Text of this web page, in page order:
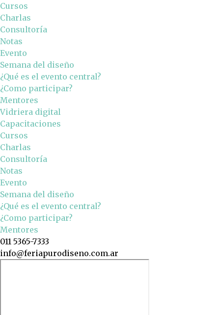
Cursos
Charlas
Consultoría
Notas
Evento
Semana del diseño
¿Qué es el evento central?
¿Como participar?
Mentores
Vidriera digital
Capacitaciones
Cursos
Charlas
Consultoría
Notas
Evento
Semana del diseño
¿Qué es el evento central?
¿Como participar?
Mentores
011 5365-7333
info@feriapurodiseno.com.ar